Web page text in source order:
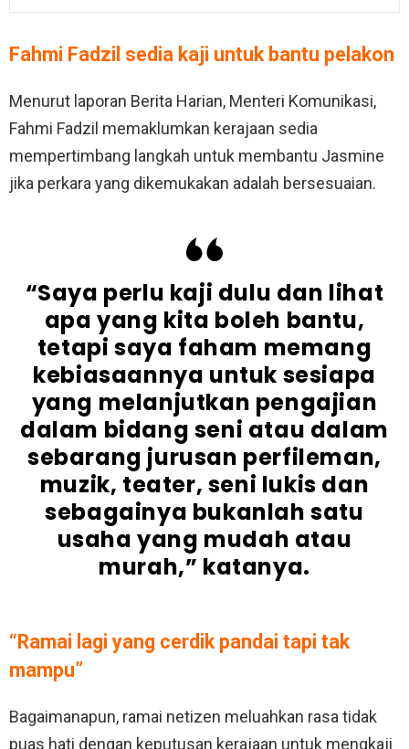
Fahmi Fadzil sedia kaji untuk bantu pelakon
Menurut laporan Berita Harian, Menteri Komunikasi,
Fahmi Fadzil memaklumkan kerajaan sedia
mempertimbang langkah untuk membantu Jasmine
jika perkara yang dikemukakan adalah bersesuaian.
“Saya perlu kaji dulu dan lihat
apa yang kita boleh bantu,
tetapi saya faham memang
kebiasaannya untuk sesiapa
yang melanjutkan pengajian
dalam bidang seni atau dalam
sebarang jurusan perfileman,
muzik, teater, seni lukis dan
sebagainya bukanlah satu
usaha yang mudah atau
murah,” katanya.
“Ramai lagi yang cerdik pandai tapi tak
mampu”
Bagaimanapun, ramai netizen meluahkan rasa tidak
puas hati dengan keputusan kerajaan untuk mengkaji